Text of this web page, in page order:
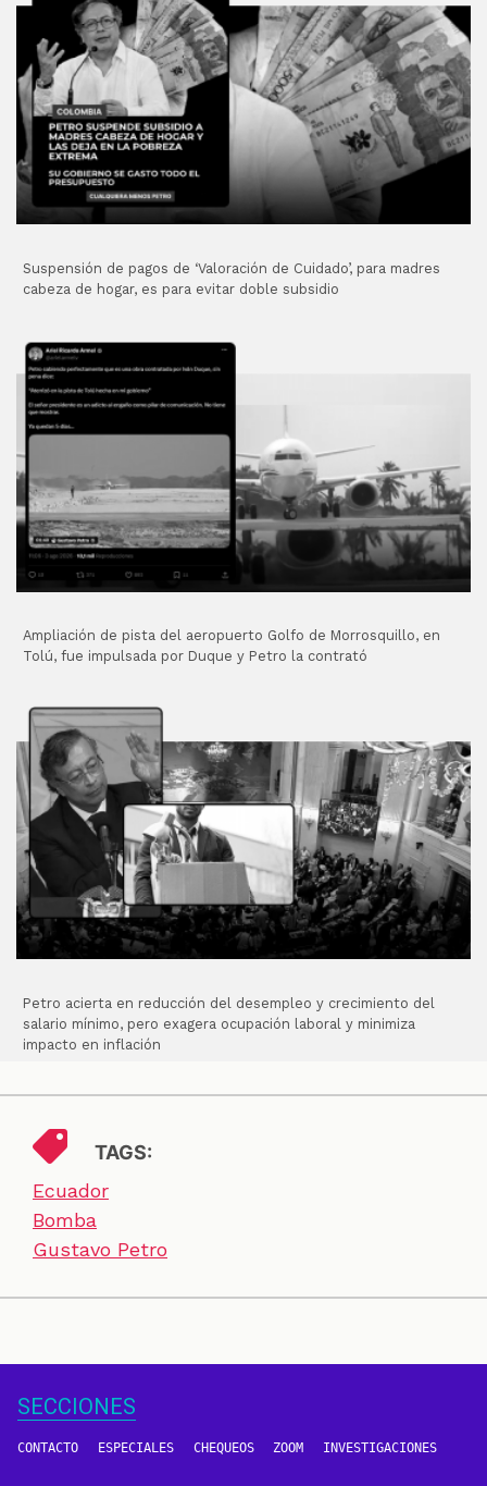
Suspensión de pagos de ‘Valoración de Cuidado’, para madres
cabeza de hogar, es para evitar doble subsidio
Ampliación de pista del aeropuerto Golfo de Morrosquillo, en
Tolú, fue impulsada por Duque y Petro la contrató
Petro acierta en reducción del desempleo y crecimiento del
salario mínimo, pero exagera ocupación laboral y minimiza
impacto en inflación
TAGS:
Ecuador
Bomba
Gustavo Petro
SECCIONES
CONTACTO ESPECIALES CHEQUEOS ZOOM INVESTIGACIONES